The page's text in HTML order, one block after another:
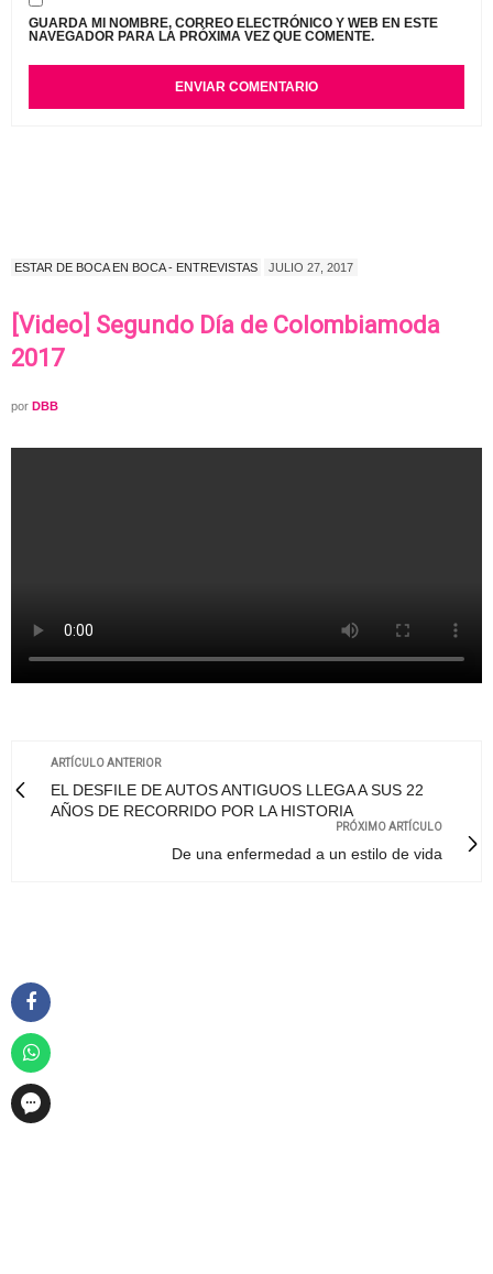
GUARDA MI NOMBRE, CORREO ELECTRÓNICO Y WEB EN ESTE
NAVEGADOR PARA LA PRÓXIMA VEZ QUE COMENTE.
ESTAR DE BOCA EN BOCA - ENTREVISTAS JULIO 27, 2017
[Video] Segundo Día de Colombiamoda
2017
por DBB
ARTÍCULO ANTERIOR
EL DESFILE DE AUTOS ANTIGUOS LLEGA A SUS 22
AÑOS DE RECORRIDO POR LA HISTORIA
PRÓXIMO ARTÍCULO
De una enfermedad a un estilo de vida